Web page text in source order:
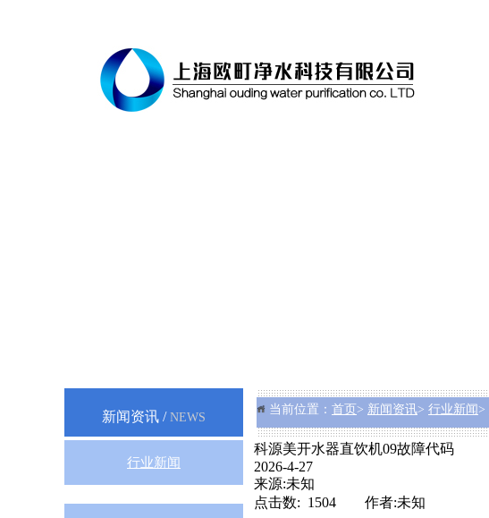
当前位置： 首页 > 新闻资讯> 行业新闻 >
新闻资讯 / NEWS
行业新闻
科源美开水器直饮机09故障代码
2026-4-27
来源:未知
点击数: 1504 作者:未知